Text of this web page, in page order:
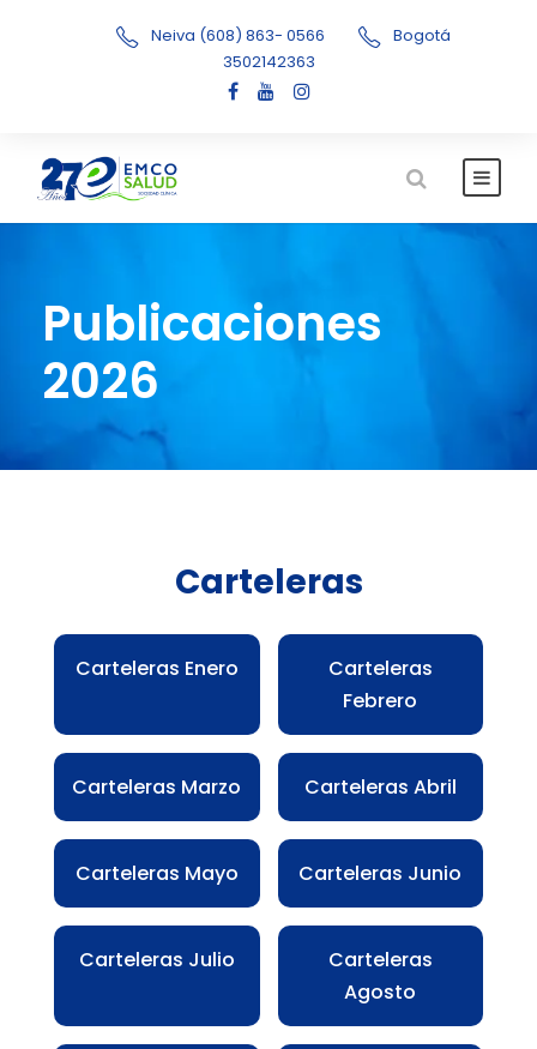
Neiva (608) 863- 0566
Bogotá
3502142363
Publicaciones
2026
Carteleras
Carteleras Enero
Carteleras
Febrero
Carteleras Marzo Carteleras Abril
Carteleras Mayo Carteleras Junio
Carteleras Julio
Carteleras
Agosto